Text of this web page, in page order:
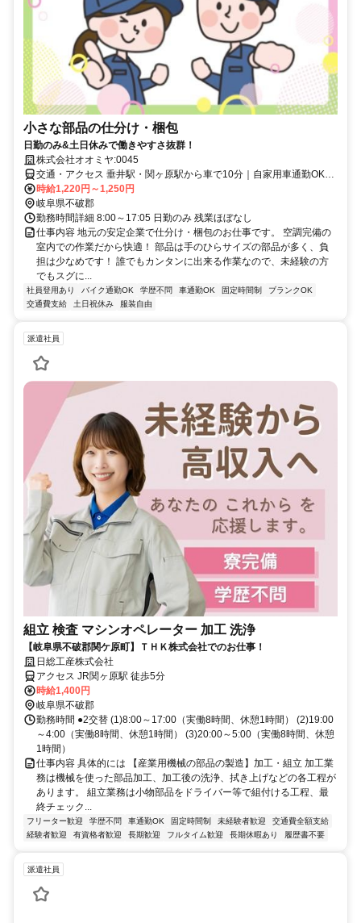
小さな部品の仕分け・梱包
日勤のみ&土日休みで働きやすさ抜群！
株式会社オオミヤ:0045
交通・アクセス 垂井駅・関ヶ原駅から車で10分｜自家用車通勤OK／
マイカー通勤OK｜バイク通勤OK
時給1,220円～1,250円
岐阜県不破郡
勤務時間詳細 8:00～17:05 日勤のみ 残業ほぼなし
仕事内容 地元の安定企業で仕分け・梱包のお仕事です。 空調完備の
室内での作業だから快適！ 部品は手のひらサイズの部品が多く、負
担は少なめです！ 誰でもカンタンに出来る作業なので、未経験の方
でもスグに...
社員登用あり バイク通勤OK 学歴不問 車通勤OK 固定時間制
ブランクOK
交通費支給
土日祝休み 服装自由
派遣社員
組立 検査 マシンオペレーター 加工 洗浄
【岐阜県不破郡関ケ原町】ＴＨＫ株式会社でのお仕事！
日総工産株式会社
アクセス JR関ヶ原駅 徒歩5分
時給1,400円
岐阜県不破郡
勤務時間 ●2交替 (1)8:00～17:00（実働8時間、休憩1時間） (2)19:00
～4:00（実働8時間、休憩1時間） (3)20:00～5:00（実働8時間、休憩
1時間）
仕事内容 具体的には 【産業用機械の部品の製造】加工・組立 加工業
務は機械を使った部品加工、加工後の洗浄、拭き上げなどの各工程が
あります。 組立業務は小物部品をドライバー等で組付ける工程、最
終チェック...
フリーター歓迎 学歴不問 車通勤OK 固定時間制 未経験者歓迎
交通費全額支給
経験者歓迎
有資格者歓迎 長期歓迎 フルタイム歓迎 長期休暇あり 履歴書不要
派遣社員